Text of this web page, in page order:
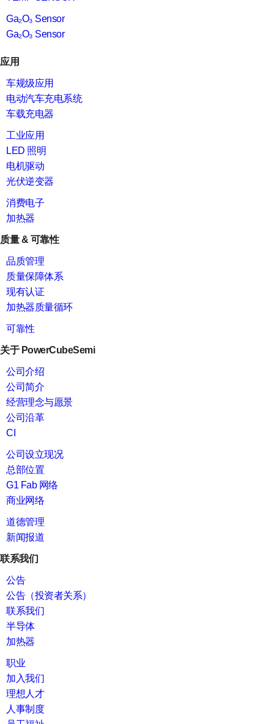
Ga₂O₃ Sensor
Ga₂O₃ Sensor
应用
车规级应用
电动汽车充电系统
车载充电器
工业应用
LED 照明
电机驱动
光伏逆变器
消费电子
加热器
质量 & 可靠性
品质管理
质量保障体系
现有认证
加热器质量循环
可靠性
关于 PowerCubeSemi
公司介绍
公司简介
经营理念与愿景
公司沿革
CI
公司设立现况
总部位置
G1 Fab 网络
商业网络
道德管理
新闻报道
联系我们
公告
公告（投资者关系）
联系我们
半导体
加热器
职业
加入我们
理想人才
人事制度